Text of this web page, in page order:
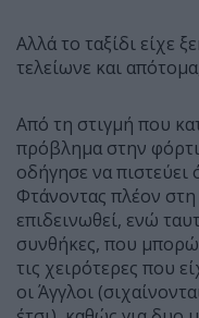
Αλλά το ταξίδι είχε
τελείωνε και
Από τη στιγμή που
πρόβλημα στην
οδήγησε να πιστεύει
Φτάνοντας πλέον
επιδεινωθεί, ενώ
συνθήκες, που
τις χειρότερες που
οι Άγγλοι